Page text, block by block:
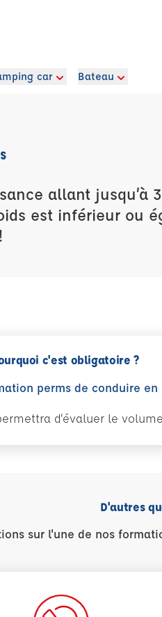
car Bateau
allant jusqu’à
est inférieur ou
c'est obligatoire ?
perms de conduire en
d'évaluer le
D'autres
sur l'une de nos